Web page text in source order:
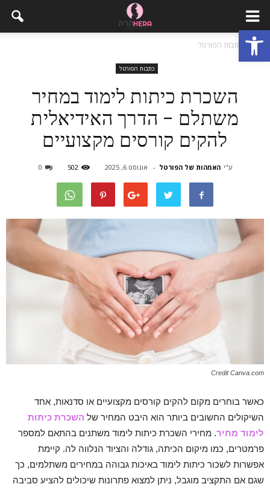
פתח סרגל נגישות
בית כתבות הפורטל
כתבות הפורטל
השכרת כיתות לימוד במחיר
משתלם – הדרך האידיאלית
להקים קורסים מקצועיים
ע"י האמהות של הפורטל - אוגוסט 6, 2025 502
0
Credit Canva.com
כאשר בוחרים מקום להקים קורסים מקצועיים או סדנאות, אחד
השיקולים החשובים ביותר הוא היבט המחיר של השכרת כיתות
לימוד מחיר. מחירי השכרת כיתות לימוד משתנים בהתאם למספר
פרמטרים, כמו מיקום הכיתה, גודלה והציוד הנלווה לה. קיימת
אפשרות לשכור כיתות לימוד באיכות גבוהה במחירים משתלמים, כך
שגם אם התקציב מוגבל, ניתן למצוא פתרונות שיכולים להציע סביבה